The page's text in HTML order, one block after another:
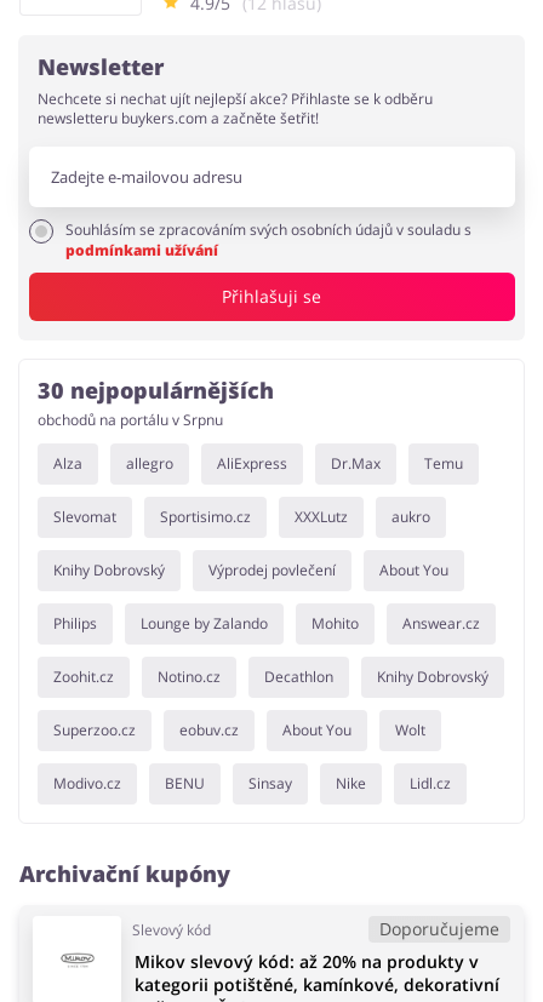
Newsletter
Nechcete si nechat ujít nejlepší akce? Přihlaste se k odběru
newsletteru buykers.com a začněte šetřit!
Souhlásím se zpracováním svých osobních údajů v souladu s
podmínkami užívání
Přihlašuji se
30 nejpopulárnějších
obchodů na portálu v Srpnu
Alza allegro AliExpress Dr.Max Temu
Slevomat Sportisimo.cz XXXLutz aukro
Knihy Dobrovský Výprodej povlečení About You
Philips Lounge by Zalando Mohito Answear.cz
Zoohit.cz Notino.cz Decathlon Knihy Dobrovský
Superzoo.cz eobuv.cz About You Wolt
Modivo.cz BENU Sinsay Nike Lidl.cz
Archivační kupóny
Slevový kód
Doporučujeme
Mikov slevový kód: až 20% na produkty v
kategorii potištěné, kamínkové, dekorativní